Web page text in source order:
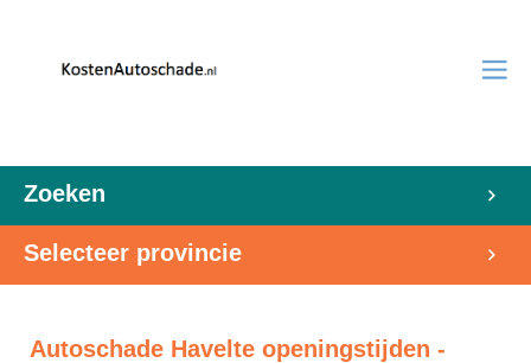
Zoeken
Selecteer provincie
Autoschade Havelte openingstijden -